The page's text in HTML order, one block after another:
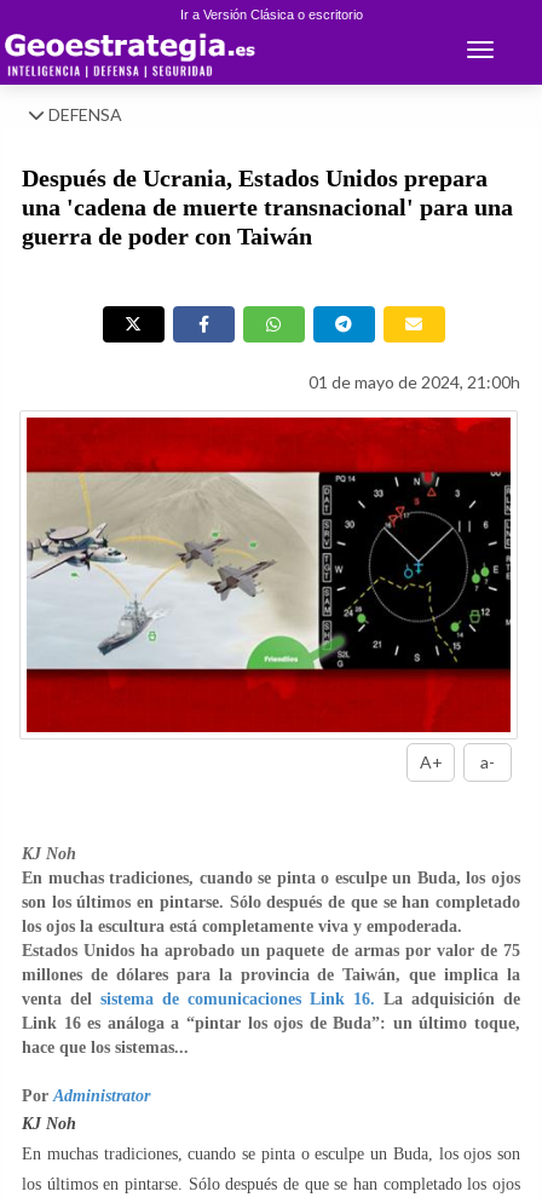
Ir a Versión Clásica o escritorio
Toggle
DEFENSA
Después de Ucrania, Estados Unidos prepara
una 'cadena de muerte transnacional' para una
guerra de poder con Taiwán
01 de mayo de 2024, 21:00h
A+ a-
KJ Noh
En muchas tradiciones, cuando se pinta o esculpe un Buda, los ojos
son los últimos en pintarse. Sólo después de que se han completado
los ojos la escultura está completamente viva y empoderada.
Estados Unidos ha aprobado un paquete de armas por valor de 75
millones de dólares para la provincia de Taiwán, que implica la
venta del sistema de comunicaciones Link 16. La adquisición de
Link 16 es análoga a “pintar los ojos de Buda”: un último toque,
hace que los sistemas...
Por Administrator
KJ Noh
En muchas tradiciones, cuando se pinta o esculpe un Buda, los ojos son
los últimos en pintarse. Sólo después de que se han completado los ojos